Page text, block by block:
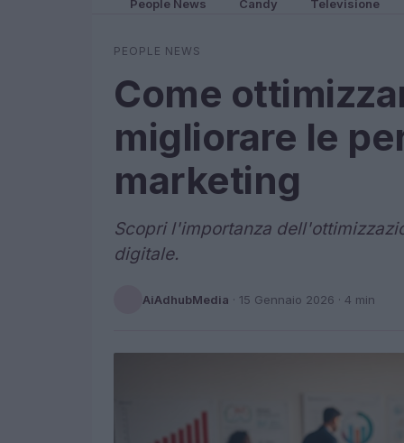
People News Candy Televisione
PEOPLE NEWS
Come
migliorare le
marketing
Scopri l'importanza
digitale.
AiAdhubMedia · 15 Gennaio 2026 · 4 min